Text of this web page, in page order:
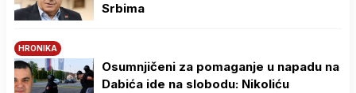
Srbima
HRONIKA
Osumnjičeni za pomaganje u napadu na
Dabića ide na slobodu: Nikoliću